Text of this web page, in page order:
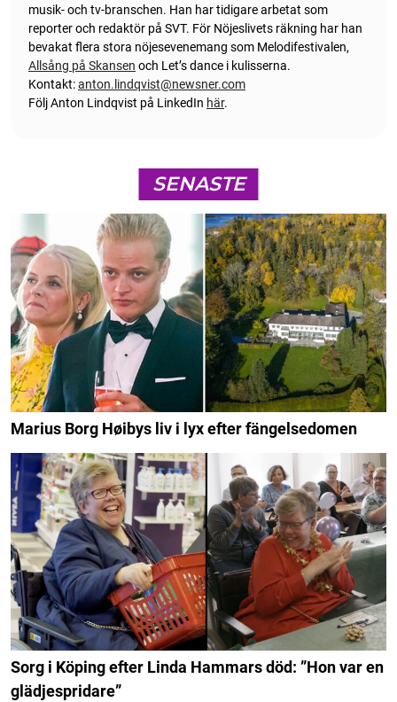
musik- och tv-branschen. Han har tidigare arbetat som
reporter och redaktör på SVT. För Nöjeslivets räkning har han
bevakat flera stora nöjesevenemang som Melodifestivalen,
Allsång på Skansen och Let’s dance i kulisserna.
Kontakt:anton.lindqvist@newsner.com
Följ Anton Lindqvist på LinkedIn här.
SENASTE
Marius Borg Høibys liv i lyx efter fängelsedomen
Sorg i Köping efter Linda Hammars död: ”Hon var en
glädjespridare”